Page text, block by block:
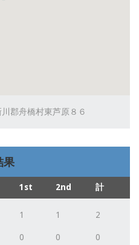
郡舟橋村東芦原８６
果
1st 2nd 計
1 1 2
0 0 0